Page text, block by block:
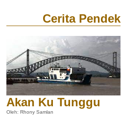
Cerita Pendek
Akan Ku Tunggu
Oleh: Rhony Samlan